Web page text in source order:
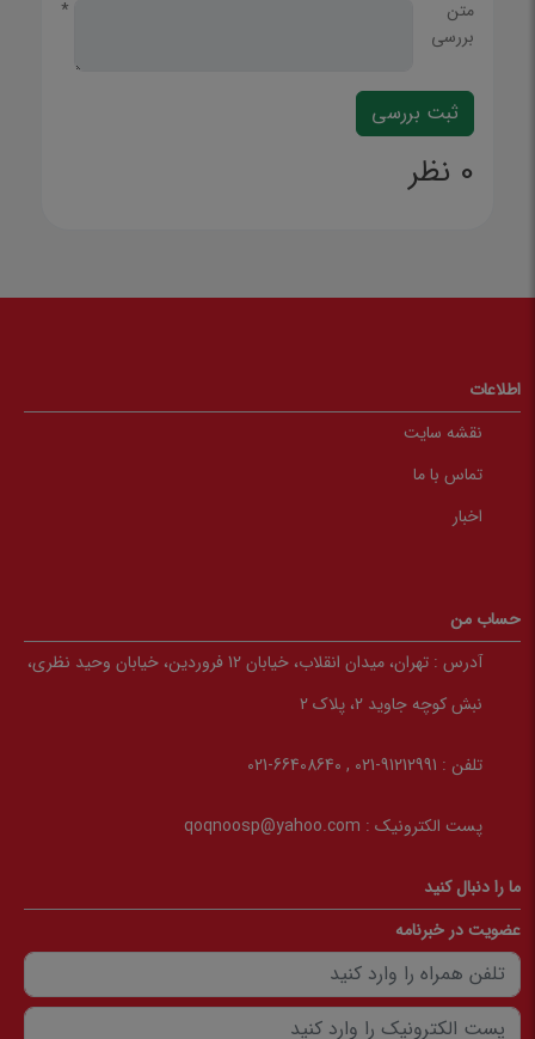
متن
بررسی
*
0 نظر
اطلاعات
نقشه سایت
تماس با ما
اخبار
حساب من
آدرس :
تهران، میدان انقلاب، خیابان 12 فروردین، خیابان وحید نظری،
نبش کوچه جاوید 2، پلاک 2
تلفن : 91212991-021 , 66408640-021
پست الکترونیک : qoqnoosp@yahoo.com
ما را دنبال کنید
عضویت در خبرنامه